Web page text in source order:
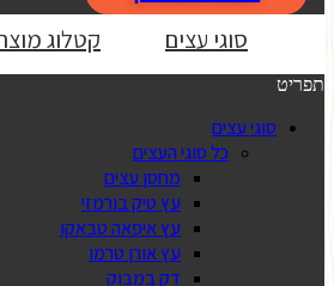
סוגי עצים קטלוג
תפריט
סוגי עצים
כל סוגי העצים
מחסן עצים
עץ טיק בורמזי
עץ איפאה טבאקו
עץ אורן טרמו
דק במבוק